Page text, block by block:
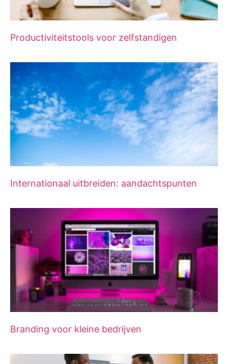
Productiviteitstools voor zelfstandigen
Internationaal uitbreiden: aandachtspunten
Branding voor kleine bedrijven